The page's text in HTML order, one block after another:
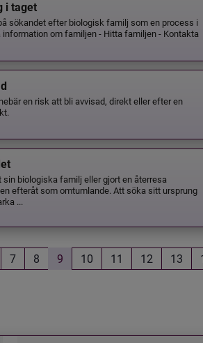
i taget
sökandet efter biologisk familj som en process i
information om familjen - Hitta familjen - Kontakta
en risk att bli avvisad, direkt eller efter en
sin biologiska familj eller gjort en återresa
efteråt som omtumlande. Att söka sitt ursprung
...
7 8 9 10 11 12 13